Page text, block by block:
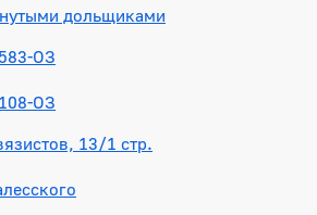
дольщиками
ОЗ
ОЗ
13/1 стр.